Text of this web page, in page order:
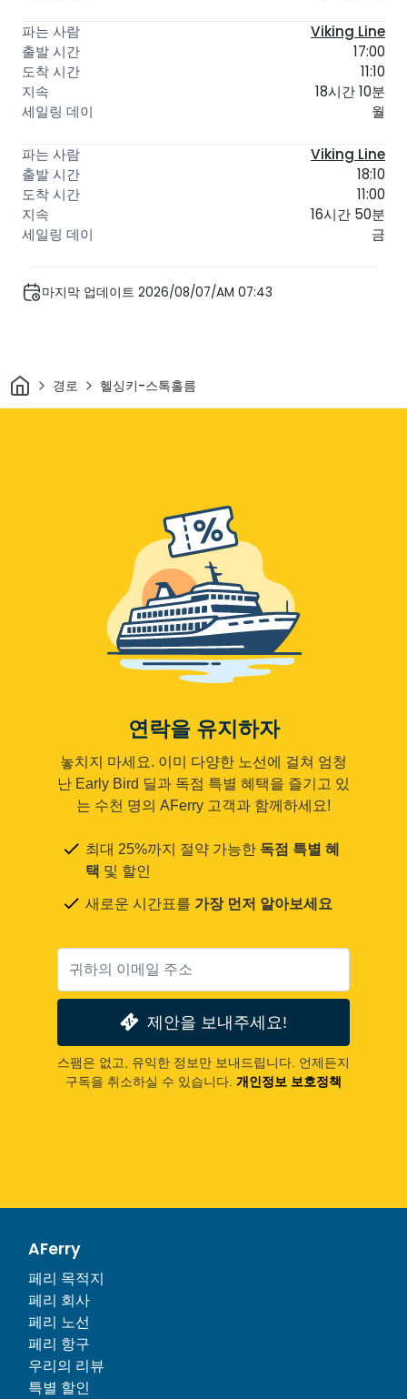
Viking Line
17:00
11:10
18시간 10분
월
Viking Line
18:10
11:00
16시간 50분
금
마지막 업데이트 2026/08/07/AM 07:43
집 경로 헬싱키-스톡홀름
연락을 유지하자
놓치지 마세요. 이미 다양한 노선에 걸쳐 엄청
난 Early Bird 딜과 독점 특별 혜택을 즐기고 있
는 수천 명의 AFerry 고객과 함께하세요!
최대 25%까지 절약 가능한 독점 특별 혜
택 및 할인
새로운 시간표를 가장 먼저 알아보세요
제안을 보내주세요!
스팸은 없고, 유익한 정보만 보내드립니다. 언제든지
구독을 취소하실 수 있습니다. 개인정보 보호정책
AFerry
페리 목적지
페리 회사
페리 노선
페리 항구
우리의 리뷰
특별 할인